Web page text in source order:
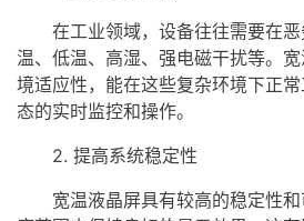
在工业领域，设备往往需要在恶
温、低温、高湿、强电磁干扰等。
境适应性，能在这些复杂环境下正
态的实时监控和操作。
2. 提高系统稳定性
宽温液晶屏具有较高的稳定性和